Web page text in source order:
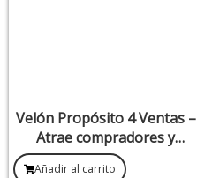
Velón Propósito 4 Ventas –
Atrae compradores y
favorece la venta rápida
Añadir al carrito